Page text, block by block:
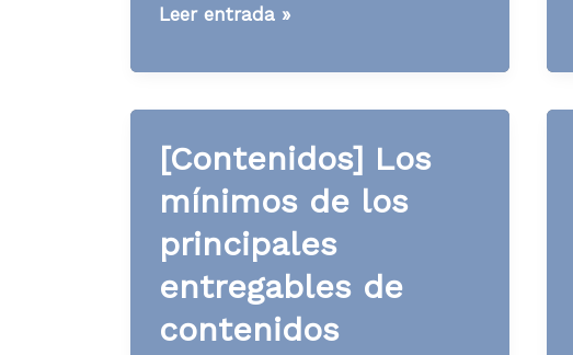
«Pilares
contenido.
Cinco
para
fortalecer
tu
equipo»,
mi
Leer entrada »
[Contenidos] Los
mínimos de los
principales
entregables de
contenidos